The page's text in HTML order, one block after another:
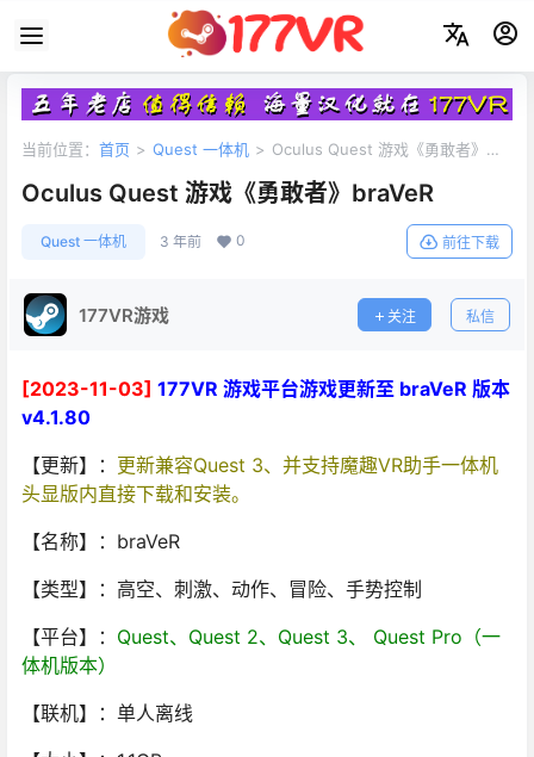
当前位置： 首页 > Quest 一体机 > Oculus Quest 游戏《勇敢者》
Oculus Quest 游戏《勇敢者》braVeR
Quest 一体机 3 年前 0 前往下载
177VR游戏 关注 私信
[2023-11-03] 177VR 游戏平台游戏更新至 braVeR 版本
v4.1.80
【更新】： 更新兼容Quest 3、并支持魔趣VR助手一体机
头显版内直接下载和安装。
【名称】：braVeR
【类型】：高空、刺激、动作、冒险、手势控制
【平台】： Quest、Quest 2、Quest 3、 Quest Pro（一
体机版本）
【联机】：单人离线